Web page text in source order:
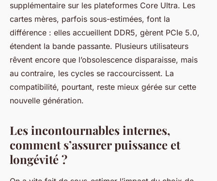
supplémentaire sur les plateformes Core Ultra. Les
cartes mères, parfois sous-estimées, font la
différence : elles accueillent DDR5, gèrent PCIe 5.0,
étendent la bande passante. Plusieurs utilisateurs
rêvent encore que l’obsolescence disparaisse, mais
au contraire, les cycles se raccourcissent. La
compatibilité, pourtant, reste mieux gérée sur cette
nouvelle génération.
Les incontournables internes,
comment s’assurer puissance et
longévité ?